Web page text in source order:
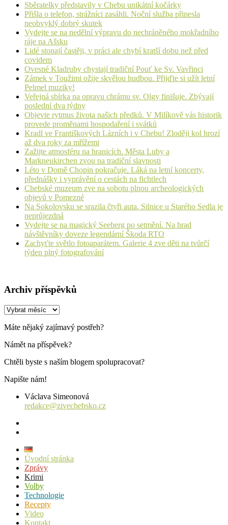
Sběratelky představily v Chebu unikátní kočárky
Přišla o telefon, strážníci zasáhli. Noční služba přinesla
neobvyklý dobrý skutek
Vydejte se na nedělní výpravu do nechráněného mokřadního
ráje na Ašsku
Lidé stonají častěji, v práci ale chybí kratší dobu než před
covidem
Ovesné Kladruby chystají tradiční Pouť ke Sv. Vavřinci
Zámek v Toužimi ožije skvělou hudbou. Přijďte si užít letní
Pelmel muziky!
Veřejná sbírka na opravu chrámu sv. Olgy finišuje. Zbývají
poslední dva týdny
Objevte rytmus života našich předků. V Milíkově vás historik
provede proměnami hospodaření i svátků
Kradl ve Františkových Lázních i v Chebu! Zloději kol hrozí
až dva roky za mřížemi
Zažijte atmosféru na hranicích. Města Luby a
Markneukirchen zvou na tradiční slavnosti
Léto v Domě Chopin pokračuje. Láká na letní koncerty,
přednášky i vyprávění o cestách na fichtlech
Chebské muzeum zve na sobotu plnou archeologických
objevů v Pomezné
Na Sokolovsku se srazila čtyři auta. Silnice u Starého Sedla je
neprůjezdná
Vydejte se na magický Seeberg po setmění. Na hrad
návštěvníky doveze legendární Škoda RTO
Zachyťte světlo fotoaparátem. Galerie 4 zve děti na tvůrčí
týden plný fotografování
Archiv příspěvků
Archiv
Máte nějaký zajímavý postřeh?
Námět na příspěvek?
Chtěli byste s naším blogem spolupracovat?
Napište nám!
Václava Simeonová
redakce@zivechebsko.cz
Úvodní stránka
Zprávy
Krimi
Volby
Technologie
Recepty
Video
Kontakt